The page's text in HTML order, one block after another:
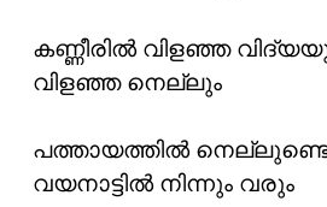
കണ്ണീരിൽ വിളഞ്ഞ
വിളഞ്ഞ നെല്ലും
പത്തായത്തിൽ
വയനാട്ടിൽ നിന്നും വരും